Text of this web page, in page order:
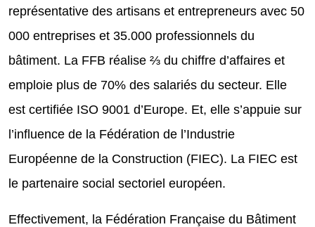
représentative des artisans et entrepreneurs avec 50
000 entreprises et 35.000 professionnels du
bâtiment. La FFB réalise ⅔ du chiffre d’affaires et
emploie plus de 70% des salariés du secteur. Elle
est certifiée ISO 9001 d’Europe. Et, elle s’appuie sur
l’influence de la Fédération de l’Industrie
Européenne de la Construction (FIEC). La FIEC est
le partenaire social sectoriel européen.
Effectivement, la Fédération Française du Bâtiment